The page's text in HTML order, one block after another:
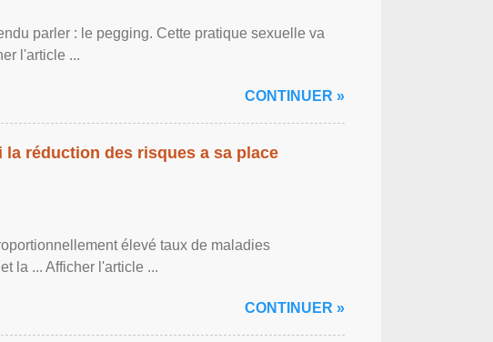
parler : le pegging. Cette pratique sexuelle va
l'article ...
CONTINUER »
réduction des risques a sa place
élevé taux de maladies
la ... Afficher l'article ...
CONTINUER »